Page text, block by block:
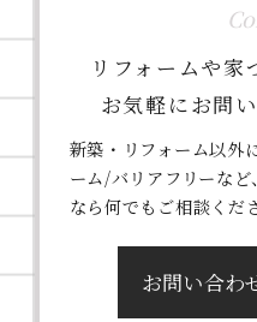
リフォームや家
お気軽にお問
新築・リフォーム以外
ーム/バリアフリーなど
なら何でもご相談くだ
お問い合わ